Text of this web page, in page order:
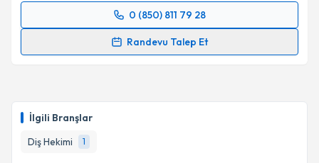
İlgili Branşlar
Diş Hekimi
1
0 (850) 811 79 28
Randevu Talep Et
Randevu Takvimi Talebi
E-posta Adresiniz